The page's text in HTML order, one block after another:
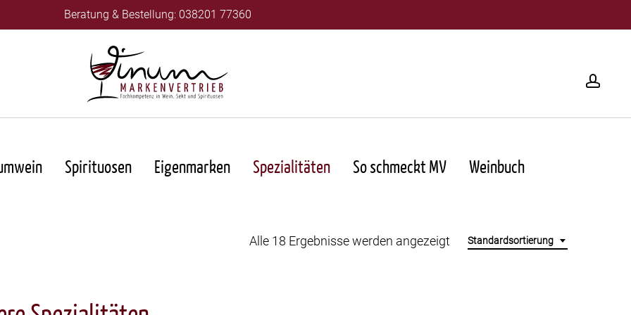
Beratung & Bestellung: 038201 77360
Spirituosen Eigenmarken Spezialitäten So schmeckt MV Weinbuch
Standardsortierung
Alle 18 Ergebnisse werden angezeigt